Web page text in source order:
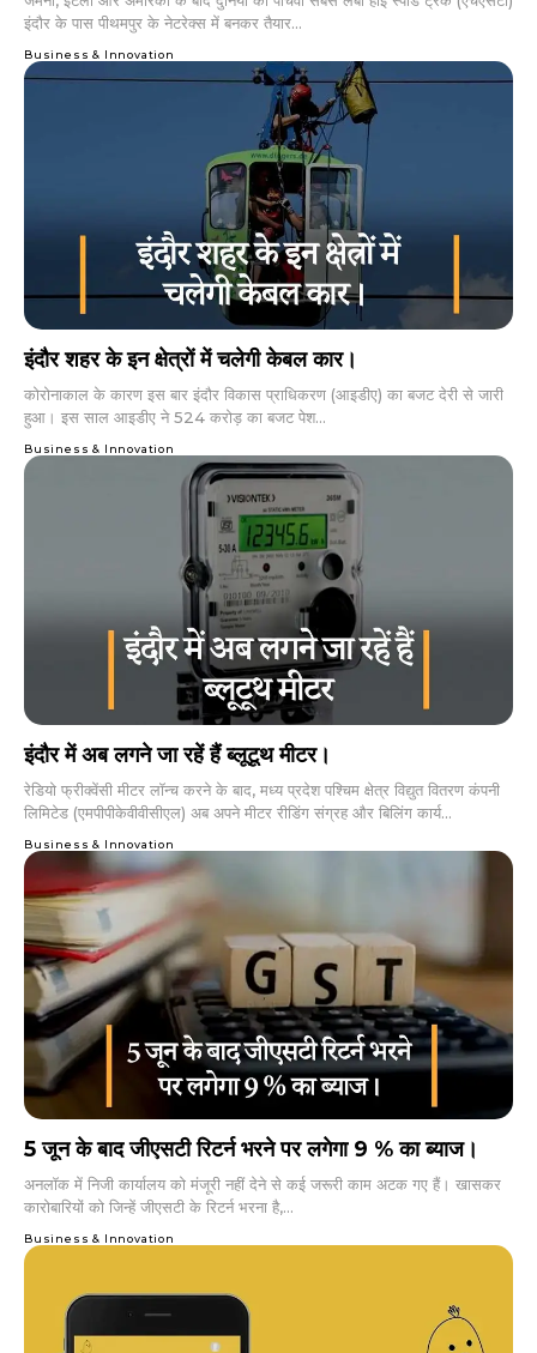
इंदौर के पास पीथमपुर के नेटरेक्स में बनकर तैयार...
Business & Innovation
इंदौर शहर के इन क्षेत्रों में चलेगी केबल कार।
कोरोनाकाल के कारण इस बार इंदौर विकास प्राधिकरण (आइडीए) का बजट देरी से जारी
हुआ। इस साल आइडीए ने 524 करोड़ का बजट पेश...
Business & Innovation
इंदौर में अब लगने जा रहें हैं ब्लूटूथ मीटर।
रेडियो फ्रीक्वेंसी मीटर लॉन्च करने के बाद, मध्य प्रदेश पश्चिम क्षेत्र विद्युत वितरण कंपनी
लिमिटेड (एमपीपीकेवीवीसीएल) अब अपने मीटर रीडिंग संग्रह और बिलिंग कार्य...
Business & Innovation
5 जून के बाद जीएसटी रिटर्न भरने पर लगेगा 9 % का ब्याज।
अनलॉक में निजी कार्यालय को मंजूरी नहीं देने से कई जरूरी काम अटक गए हैं। खासकर
कारोबारियों को जिन्हें जीएसटी के रिटर्न भरना है,...
Business & Innovation